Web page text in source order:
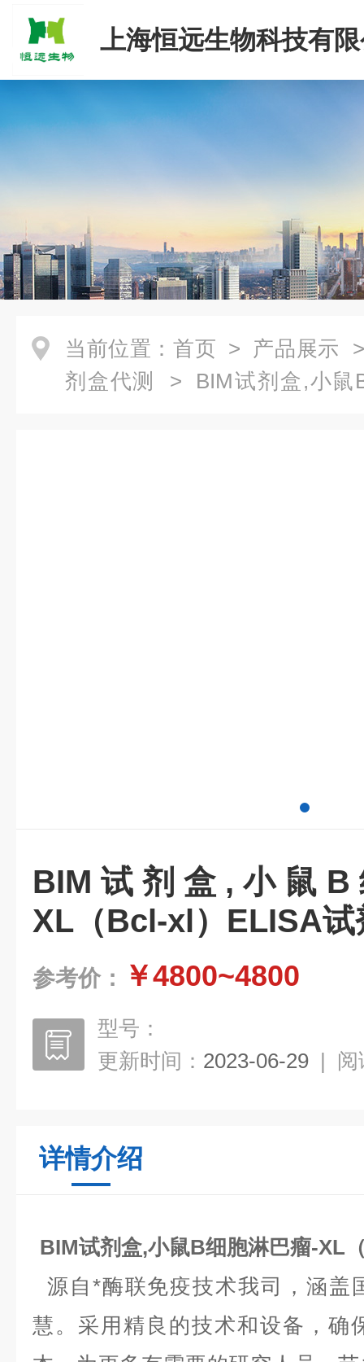
上海恒远生物科技有
当前位置： 首页 > 产品展示
剂盒代测
> BIM试剂盒,小鼠
BIM试剂盒,小鼠
XL（Bcl-xl）ELISA试
参考价： ￥4800~4800
型号：
更新时间： 2023-06-29 | 阅
详情介绍
BIM试剂盒,小鼠B细胞淋巴瘤-XL
源自*酶联免疫技术我司，涵盖
慧。采用精良的技术和设备，确